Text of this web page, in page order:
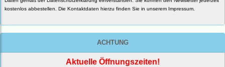
kostenlos abbestellen. Die Kontaktdaten hierzu finden Sie in unserem Impressum.
ACHTUNG
Aktuelle Öffnungszeiten!